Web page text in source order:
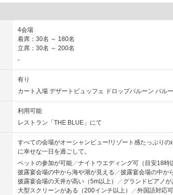
4会場
着席
30名 ～ 180名
立席
30名 ～ 200名
-
有り
カート入場 デザートビュッフェ ドロップバルーン バル
利用可能
レストラン「THE BLUE」にて
すべての会場がオーシャンビュー!リゾート感たっぷり
に幸せな一日を過ごして。
ペットの参加が可能
ナイトウエディング可（目安18時
披露宴会場の中から海や湖が見える
披露宴会場の中か
披露宴会場の天井が高い（5m以上）
グランドピアノが
大型スクリーンがある（200インチ以上）
外国語対応可